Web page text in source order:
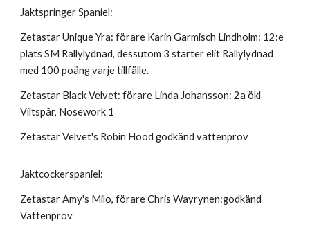
Jaktspringer Spaniel:
Zetastar Unique Yra: förare Karin Garmisch Lindholm: 12:e
plats SM Rallylydnad, dessutom 3 starter elit Rallylydnad
med 100 poäng varje tillfälle.
Zetastar Black Velvet: förare Linda Johansson: 2a ökl
Viltspår, Nosework 1
Zetastar Velvet's Robin Hood godkänd vattenprov
Jaktcockerspaniel:
Zetastar Amy's Milo, förare Chris Wayrynen:godkänd
Vattenprov